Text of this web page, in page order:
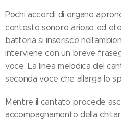
Pochi accordi di organo
contesto sonoro arioso ed
batteria si inserisce
interviene con un breve
voce. La linea melodica del
seconda voce che allarga lo
Mentre il cantato procede
accompagnamento della